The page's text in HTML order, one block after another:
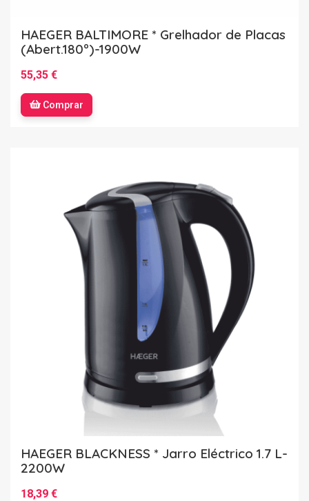
HAEGER BALTIMORE * Grelhador de Placas
(Abert.180º)-1900W
55,35 €
Comprar
HAEGER BLACKNESS * Jarro Eléctrico 1.7 L-
2200W
18,39 €